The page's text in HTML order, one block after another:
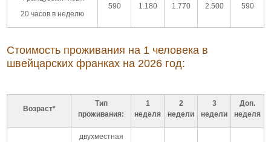
20 часов в неделю
590 1.180 1.770 2.500 590
Стоимость проживания на 1 человека в
швейцарских франках на 2026 год:
Возраст*
Тип
проживания:
1
неделя
2
недели
3
недели
Доп.
неделя
двухместная